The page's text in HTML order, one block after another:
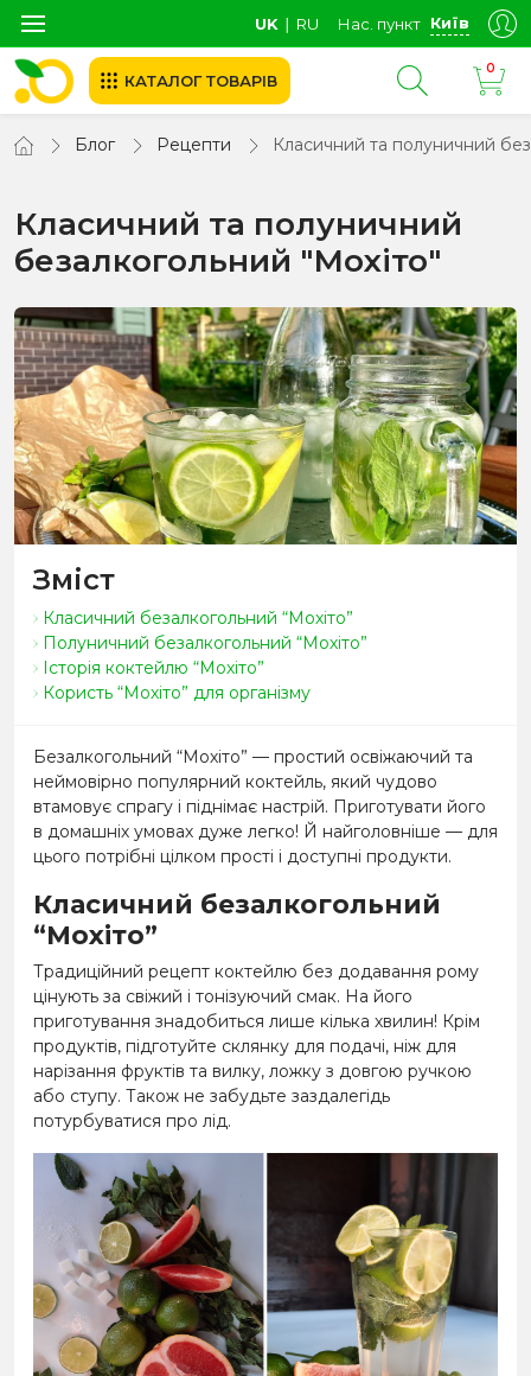
UK ∣ RU Нас. пункт Київ
КАТАЛОГ ТОВАРІВ
0
Блог Рецепти Класичний та полуничний
Класичний та полуничний
безалкогольний "Мохіто"
Зміст
Класичний безалкогольний “Мохіто”
Полуничний безалкогольний “Мохіто”
Історія коктейлю “Мохіто”
Користь “Мохіто” для організму
Безалкогольний “Мохіто” — простий освіжаючий та
неймовірно популярний коктейль, який чудово
втамовує спрагу і піднімає настрій. Приготувати його
в домашніх умовах дуже легко! Й найголовніше — для
цього потрібні цілком прості і доступні продукти.
Класичний безалкогольний
“Мохіто”
Традиційний рецепт коктейлю без додавання рому
цінують за свіжий і тонізуючий смак. На його
приготування знадобиться лише кілька хвилин! Крім
продуктів, підготуйте склянку для подачі, ніж для
нарізання фруктів та вилку, ложку з довгою ручкою
або ступу. Також не забудьте заздалегідь
потурбуватися про лід.